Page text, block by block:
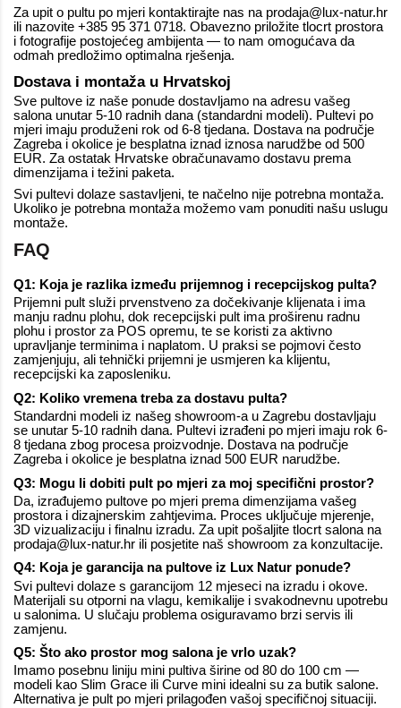
Za upit o pultu po mjeri kontaktirajte nas na prodaja@lux-natur.hr
ili nazovite +385 95 371 0718. Obavezno priložite tlocrt prostora
i fotografije postojećeg ambijenta — to nam omogućava da
odmah predložimo optimalna rješenja.
Dostava i montaža u Hrvatskoj
Sve pultove iz naše ponude dostavljamo na adresu vašeg
salona unutar 5-10 radnih dana (standardni modeli). Pultevi po
mjeri imaju produženi rok od 6-8 tjedana. Dostava na područje
Zagreba i okolice je besplatna iznad iznosa narudžbe od 500
EUR. Za ostatak Hrvatske obračunavamo dostavu prema
dimenzijama i težini paketa.
Svi pultevi dolaze sastavljeni, te načelno nije potrebna montaža.
Ukoliko je potrebna montaža možemo vam ponuditi našu uslugu
montaže.
FAQ
Q1: Koja je razlika između prijemnog i recepcijskog pulta?
Prijemni pult služi prvenstveno za dočekivanje klijenata i ima
manju radnu plohu, dok recepcijski pult ima proširenu radnu
plohu i prostor za POS opremu, te se koristi za aktivno
upravljanje terminima i naplatom. U praksi se pojmovi često
zamjenjuju, ali tehnički prijemni je usmjeren ka klijentu,
recepcijski ka zaposleniku.
Q2: Koliko vremena treba za dostavu pulta?
Standardni modeli iz našeg showroom-a u Zagrebu dostavljaju
se unutar 5-10 radnih dana. Pultevi izrađeni po mjeri imaju rok 6-
8 tjedana zbog procesa proizvodnje. Dostava na područje
Zagreba i okolice je besplatna iznad 500 EUR narudžbe.
Q3: Mogu li dobiti pult po mjeri za moj specifični prostor?
Da, izrađujemo pultove po mjeri prema dimenzijama vašeg
prostora i dizajnerskim zahtjevima. Proces uključuje mjerenje,
3D vizualizaciju i finalnu izradu. Za upit pošaljite tlocrt salona na
prodaja@lux-natur.hr ili posjetite naš showroom za konzultacije.
Q4: Koja je garancija na pultove iz Lux Natur ponude?
Svi pultevi dolaze s garancijom 12 mjeseci na izradu i okove.
Materijali su otporni na vlagu, kemikalije i svakodnevnu upotrebu
u salonima. U slučaju problema osiguravamo brzi servis ili
zamjenu.
Q5: Što ako prostor mog salona je vrlo uzak?
Imamo posebnu liniju mini pultiva širine od 80 do 100 cm —
modeli kao Slim Grace ili Curve mini idealni su za butik salone.
Alternativa je pult po mjeri prilagođen vašoj specifičnoj situaciji.